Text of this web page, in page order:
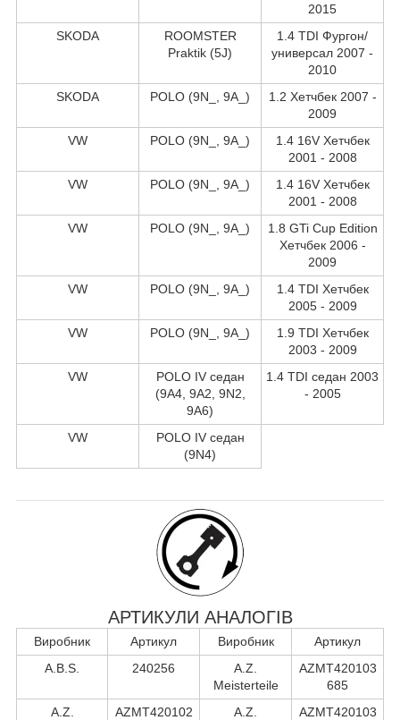
2015
SKODA
ROOMSTER
Praktik (5J)
1.4 TDI Фургон/
универсал 2007 -
2010
SKODA
POLO (9N_, 9A_)
1.2 Хетчбек 2007 -
2009
VW
POLO (9N_, 9A_)
1.4 16V Хетчбек
2001 - 2008
VW
POLO (9N_, 9A_)
1.4 16V Хетчбек
2001 - 2008
VW
POLO (9N_, 9A_)
1.8 GTi Cup Edition
Хетчбек 2006 -
2009
VW
POLO (9N_, 9A_)
1.4 TDI Хетчбек
2005 - 2009
VW
POLO (9N_, 9A_)
1.9 TDI Хетчбек
2003 - 2009
VW
POLO IV седан
(9A4, 9A2, 9N2,
9A6)
1.4 TDI седан 2003
- 2005
VW
POLO IV седан
(9N4)
АРТИКУЛИ АНАЛОГІВ
Виробник Артикул Виробник
Артикул
A.B.S.
240256
A.Z.
Meisterteile
AZMT420103
685
A.Z.
AZMT420102
A.Z.
AZMT420103